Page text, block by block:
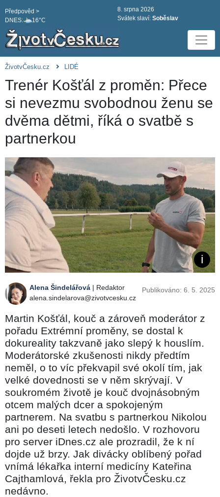
DNES: 16°C
Předpověd >
8. srpna 2026
Svátek slaví: Soběslav
ŽivotvČesku.cz LIDÉ
Trenér Košťál z proměn: Přece
si nevezmu svobodnou ženu se
dvěma dětmi, říká o svatbě s
partnerkou
Alena Šindelářová | Redaktor
alena.sindelarova@zivotvcesku.cz
Publikováno: 6. 5. 2025
Martin Košťál, kouč a zároveň moderátor z
pořadu Extrémní proměny, se dostal k
dokureality takzvaně jako slepý k houslím.
Moderátorské zkušenosti nikdy předtím
neměl, o to víc překvapil své okolí tím, jak
velké dovednosti se v něm skrývají. V
soukromém životě je kouč dvojnásobným
otcem malých dcer a spokojeným
partnerem. Na svatbu s partnerkou Nikolou
ani po deseti letech nedošlo. V rozhovoru
pro server iDnes.cz ale prozradil, že k ní
dojde už brzy. Jak divácky oblíbený pořad
vnímá lékařka interní medicíny Kateřina
Cajthamlová, řekla pro ŽivotvČesku.cz
nedávno.